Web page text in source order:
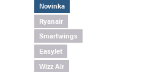
Novinka
Ryanair
Smartwings
EasyJet
Wizz Air